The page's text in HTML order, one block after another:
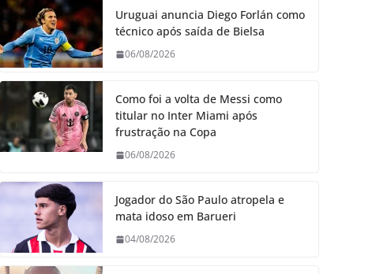
Uruguai anuncia Diego Forlán como
técnico após saída de Bielsa
06/08/2026
Como foi a volta de Messi como
titular no Inter Miami após
frustração na Copa
06/08/2026
Jogador do São Paulo atropela e
mata idoso em Barueri
04/08/2026